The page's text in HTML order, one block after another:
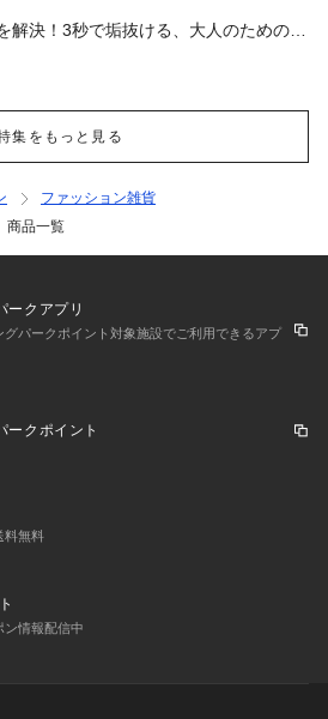
解決！3秒で垢抜ける、大人のための
集をもっと見る
ファッション雑貨
商品一覧
ークアプリ
パークポイント対象施設でご利用できるアプ
ークポイント
料無料
ン情報配信中